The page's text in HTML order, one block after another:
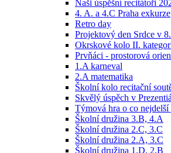
Naši úspěšní recitátoři
4. A. a 4.C Praha exkurze
Retro day
Projektový den Srdce v
Okrskové kolo II.
Prvňáci - prostorová
1.A karneval
2.A matematika
Školní kolo recitační
Skvělý úspěch v
Týmová hra o co
Školní družina 3.B, 4.A
Školní družina 2.C, 3.C
Školní družina 2.A, 3.C
Školní družina 1.D, 2.B